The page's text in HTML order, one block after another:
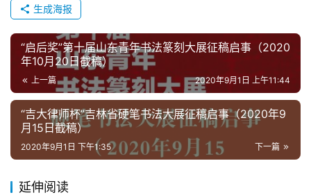
生成海报
“启后奖”第十届山东青年书法篆刻大展征稿启事（2020
年10月20日截稿）
上一篇 2020年9月1日 上午11:44
“吉大律师杯”吉林省硬笔书法大展征稿启事（2020年9
月15日截稿）
下一篇
2020年9月1日 下午1:35
延伸阅读